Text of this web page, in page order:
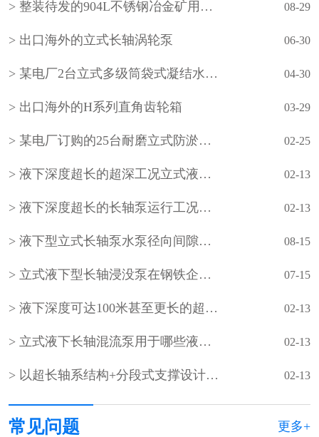
整装待发的904L不锈钢冶金矿用立式长轴泵 08-29
出口海外的立式长轴涡轮泵 06-30
某电厂2台立式多级筒袋式凝结水泵(小机凝结水泵) 04-30
出口海外的H系列直角齿轮箱 03-29
某电厂订购的25台耐磨立式防淤多吸头排污水泵 02-25
液下深度超长的超深工况立式液下长轴泵工作原理和技术核心 02-13
液下深度超长的长轴泵运行工况分析 02-13
液下型立式长轴泵水泵径向间隙怎样调整？ 08-15
立式液下型长轴浸没泵在钢铁企业的使用 07-15
液下深度可达100米甚至更长的超长型立式液下长轴泵如何设计？ 02-13
立式液下长轴混流泵用于哪些液下深度超长的超深工况？ 02-13
以‌超长轴系结构+分段式支撑设计‌为核心的‌超长立式液下长轴泵 02-13
常见问题 更多+